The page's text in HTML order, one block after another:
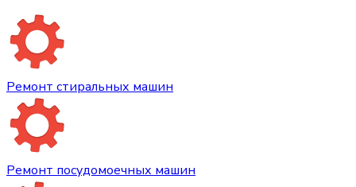
Ремонт стиральных машин
Ремонт посудомоечных машин